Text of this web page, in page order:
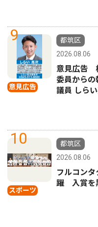
9
意見広告
都筑区
2026.08.06
意見広告
委員から
議員 しら
10
スポーツ
都筑区
2026.08.06
フルコン
躍 入賞を